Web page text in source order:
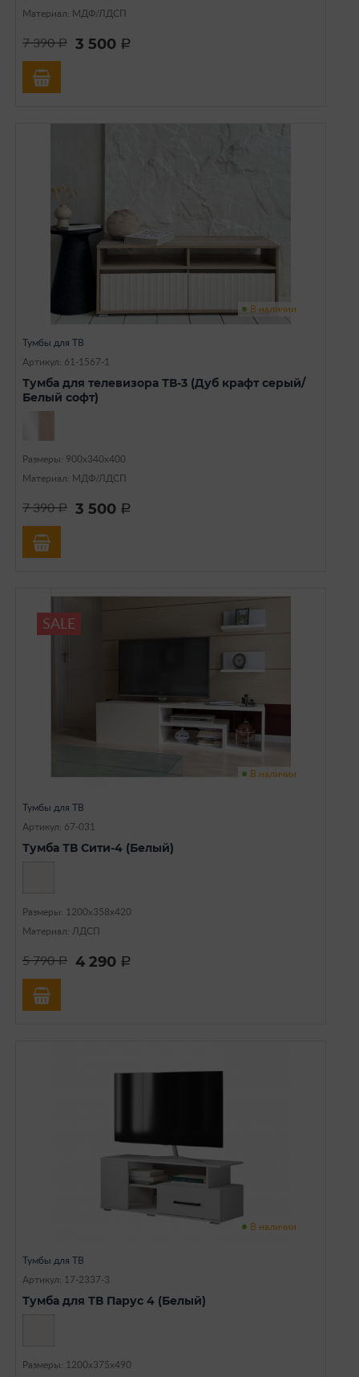
Материал: МДФ/ЛДСП
7 390a 3 500 a
В наличии
Тумбы для ТВ
Артикул: 61-1567-1
Тумба для телевизора ТВ-3 (Дуб крафт серый/
Белый софт)
Размеры: 900х340х400
Материал: МДФ/ЛДСП
7 390a 3 500 a
SALE
В наличии
Тумбы для ТВ
Артикул: 67-031
Тумба ТВ Сити-4 (Белый)
Размеры: 1200х358х420
Материал: ЛДСП
5 790a 4 290 a
В наличии
Тумбы для ТВ
Артикул: 17-2337-3
Тумба для ТВ Парус 4 (Белый)
Размеры: 1200х375х490